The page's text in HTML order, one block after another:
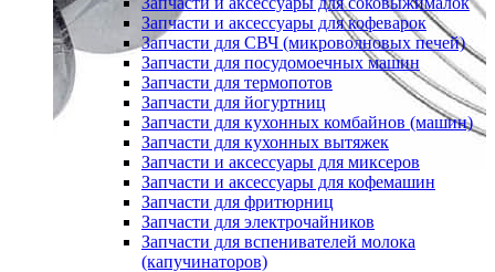
Запчасти и аксессуары для кофеварок
Запчасти для СВЧ (микроволновых печей)
Запчасти для посудомоечных машин
Запчасти для термопотов
Запчасти для йогуртниц
Запчасти для кухонных комбайнов (машин)
Запчасти для кухонных вытяжек
Запчасти и аксессуары для миксеров
Запчасти и аксессуары для кофемашин
Запчасти для фритюрниц
Запчасти для электрочайников
Запчасти для вспенивателей молока
(капучинаторов)